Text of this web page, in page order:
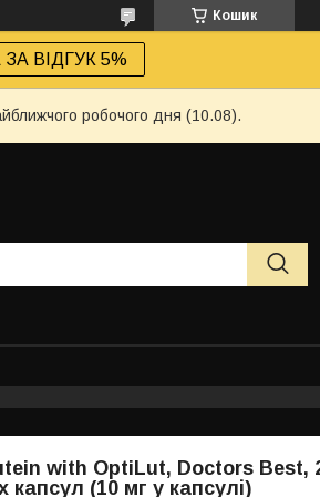
Кошик
ВІДГУК 5%
робочого дня (10.08).
with OptiLut, Doctors Best,
капсул (10 мг у капсулі)